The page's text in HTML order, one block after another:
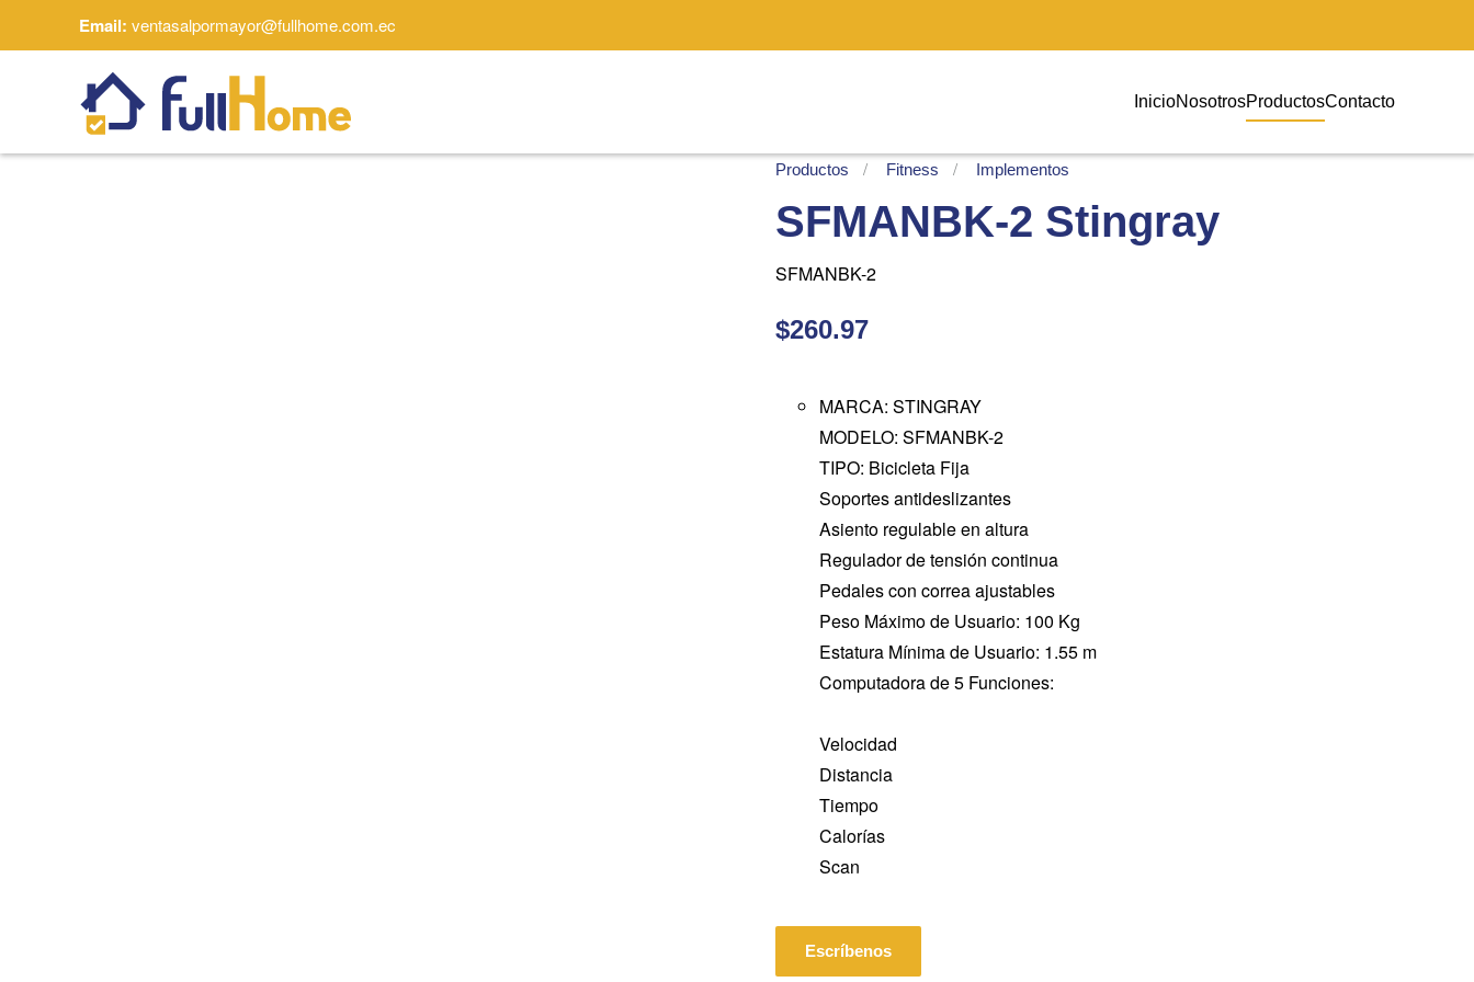
Email: ventasalpormayor@fullhome.com.ec
InicioNosotrosProductosContacto
Productos Fitness Implementos
SFMANBK-2 Stingray
SFMANBK-2
$260.97
MARCA: STINGRAY
MODELO: SFMANBK-2
TIPO: Bicicleta Fija
Soportes antideslizantes
Asiento regulable en altura
Regulador de tensión continua
Pedales con correa ajustables
Peso Máximo de Usuario: 100 Kg
Estatura Mínima de Usuario: 1.55 m
Computadora de 5 Funciones:
Velocidad
Distancia
Tiempo
Calorías
Scan
Escríbenos